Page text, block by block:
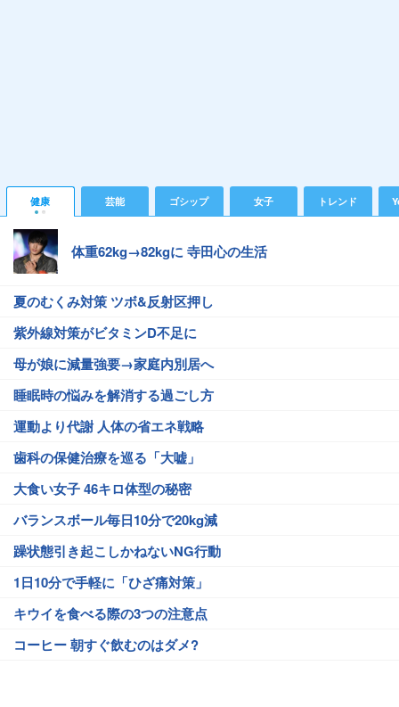
健康 芸能 ゴシップ 女子 トレンド
体重62kg→82kgに 寺田心の生活
夏のむくみ対策 ツボ&反射区押し
紫外線対策がビタミンD不足に
母が娘に減量強要→家庭内別居へ
睡眠時の悩みを解消する過ごし方
運動より代謝 人体の省エネ戦略
歯科の保健治療を巡る「大嘘」
大食い女子 46キロ体型の秘密
バランスボール毎日10分で20kg減
躁状態引き起こしかねないNG行動
1日10分で手軽に「ひざ痛対策」
キウイを食べる際の3つの注意点
コーヒー 朝すぐ飲むのはダメ?